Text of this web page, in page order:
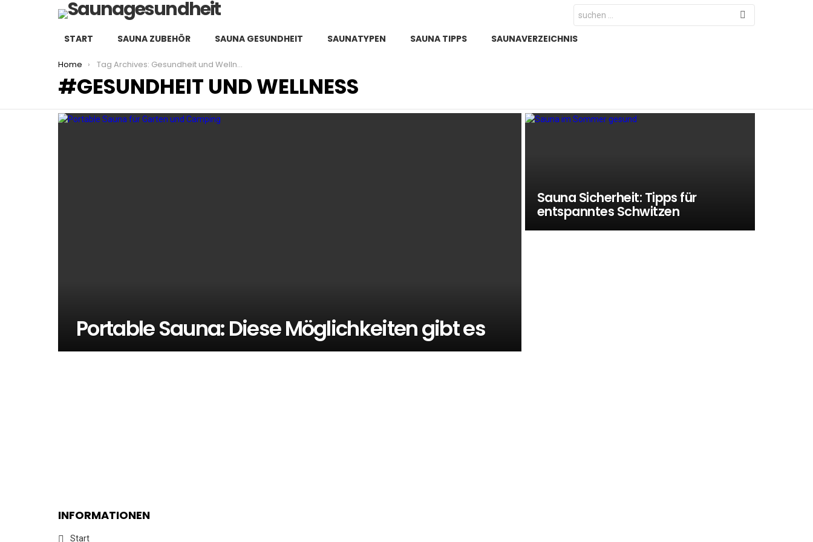
Search
for:
START SAUNA ZUBEHÖR SAUNA GESUNDHEIT SAUNATYPEN SAUNA TIPPS SAUNAVERZEICHNIS
You are here:
Home Tag Archives: Gesundheit und Wellness
GESUNDHEIT UND WELLNESS
LATEST
Portable Sauna: Diese Möglichkeiten gibt es
Sauna Sicherheit: Tipps für
entspanntes Schwitzen
INFORMATIONEN
Start